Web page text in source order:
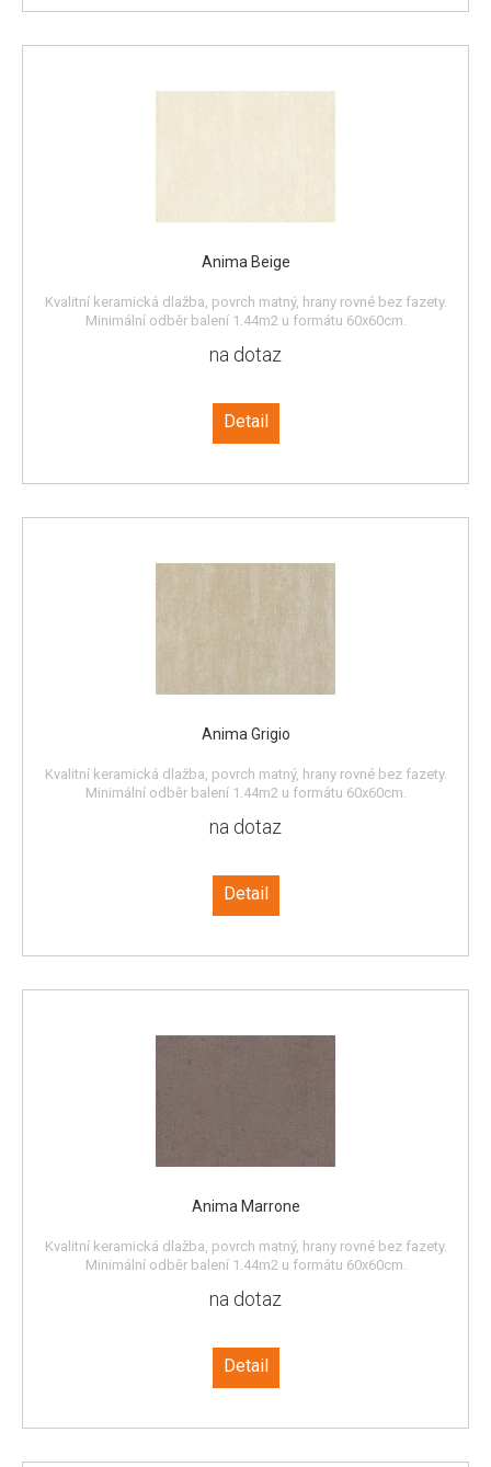
Anima Beige
Kvalitní keramická dlažba, povrch matný, hrany rovné bez fazety.
Minimální odběr balení 1,44m2 u formátu 60x60cm.
na dotaz
Detail
Anima Grigio
Kvalitní keramická dlažba, povrch matný, hrany rovné bez fazety.
Minimální odběr balení 1,44m2 u formátu 60x60cm.
na dotaz
Detail
Anima Marrone
Kvalitní keramická dlažba, povrch matný, hrany rovné bez fazety.
Minimální odběr balení 1,44m2 u formátu 60x60cm.
na dotaz
Detail